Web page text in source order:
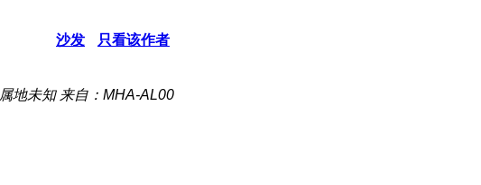
沙发 只看该作者
属地未知 来自：MHA-AL00